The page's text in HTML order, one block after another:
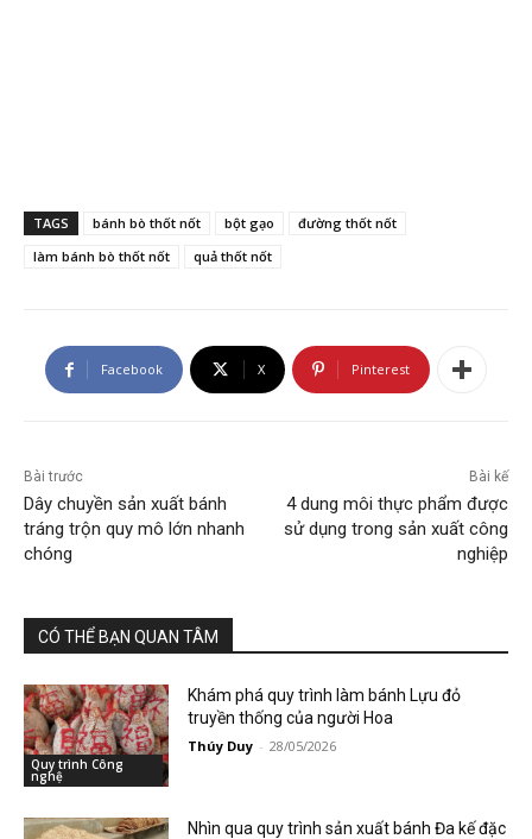
TAGS bánh bò thốt nốt bột gạo
đường thốt nốt
làm bánh bò thốt nốt
quả thốt nốt
Facebook X Pinterest
Bài trước
Dây chuyền sản xuất bánh
tráng trộn quy mô lớn nhanh
chóng
Bài kế
4 dung môi thực phẩm được
sử dụng trong sản xuất công
nghiệp
CÓ THỂ BẠN QUAN TÂM
Quy trình Công
nghệ
Khám phá quy trình làm bánh Lựu đỏ
truyền thống của người Hoa
Thúy Duy - 28/05/2026
Nhìn qua quy trình sản xuất bánh Đa kế đặc